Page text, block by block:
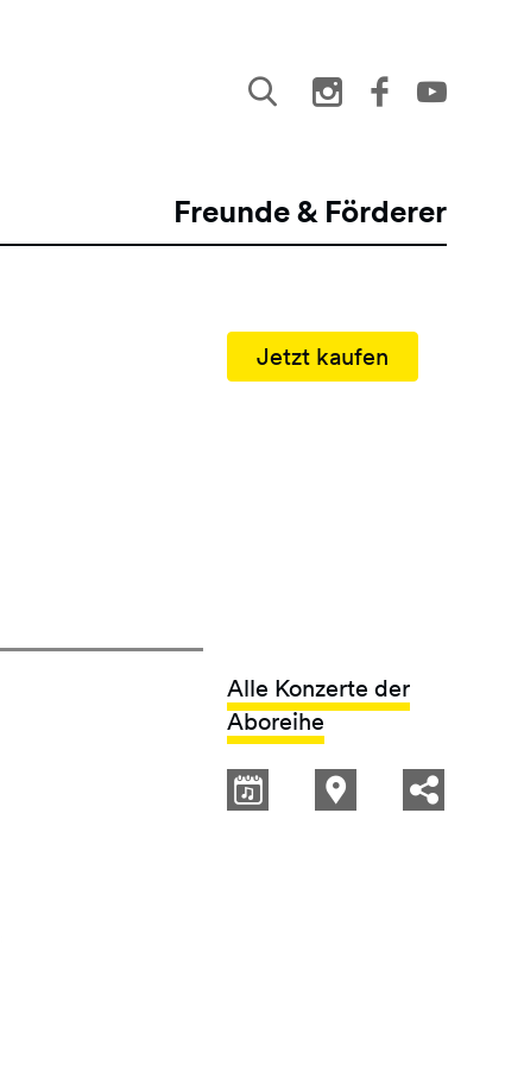
Freunde & Förderer
Jetzt kaufen
Alle Konzerte der
Aboreihe